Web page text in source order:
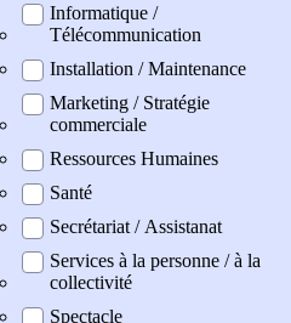
Informatique /
Télécommunication
Installation / Maintenance
Marketing / Stratégie
commerciale
Ressources Humaines
Santé
Secrétariat / Assistanat
Services à la personne / à la
collectivité
Spectacle